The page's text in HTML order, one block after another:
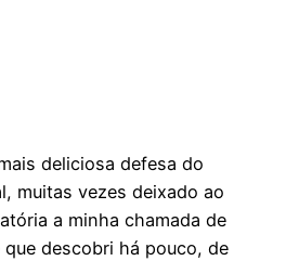
deliciosa defesa do
muitas vezes deixado ao
a minha chamada de
descobri há pouco, de